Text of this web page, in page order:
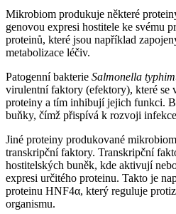
Mikrobiom produkuje některé
genovou expresi hostitele ke svému
proteinů, které jsou například
metabolizace léčiv.
Patogenní bakterie Salmonella
virulentní faktory (efektory), které se
proteiny a tím inhibují jejich funkci.
buňky, čímž přispívá k rozvoji
Jiné proteiny produkované
transkripční faktory. Transkripční
hostitelských buněk, kde aktivují
expresi určitého proteinu. Takto je
proteinu HNF4α, který reguluje
organismu.